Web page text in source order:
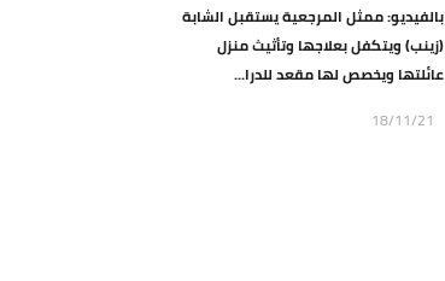
بالفيديو: ممثل المرجعية يستقبل الشابة
(زينب) ويتكفل بعلاجها وتأثيث منزل
عائلتها ويخصص لها مقعد للدرا...
18/11/21